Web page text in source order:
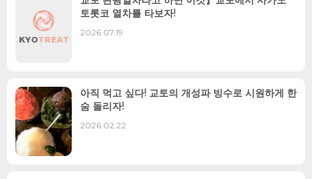
토롯코 열차를 타보자!
2026.07.19
아직 먹고 싶다! 교토의 개성파 빙수로 시원하게 한
숨 돌리자!
2026.02.22